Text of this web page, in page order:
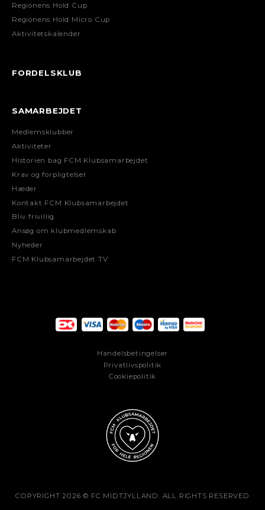
Regionens Hold Cup
Regionens Hold Micro Cup
Aktivitetskalender
FORDELSKLUB
SAMARBEJDET
Medlemsklubber
Aktiviteter
Historien bag FCM Klubsamarbejdet
Krav og forpligtelser
Hæder
Kontakt FCM Klubsamarbejdet
Bliv frivillig
Ansøg om klubmedlemskab
Nyheder
FCM Klubsamarbejdet TV
Handelsbetingelser
Privatlivspolitik
Cookiepolitik
COPYRIGHT 2026 © FC MIDTJYLLAND. ALL RIGHTS RESERVED